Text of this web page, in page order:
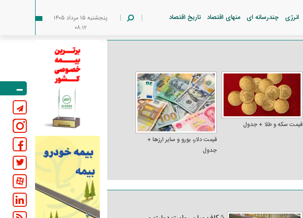
انرژی چندرسانه ای منهای اقتصاد تاریخ اقتصاد
پنجشنبه ۱۵ مرداد ۱۴۰۵
۰۸:۱۲
قیمت سکه و طلا + جدول
قیمت دلار، یورو و سایر ارز‌ها +
جدول